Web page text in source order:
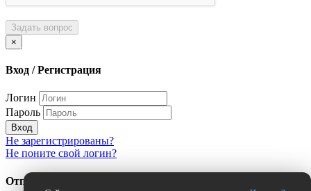
Задать вопрос
×
Вход / Регистрация
Логин
Пароль
Вход
Не зарегистрированы?
Не поните свой логин?
Отправить сообщение об ошибке?